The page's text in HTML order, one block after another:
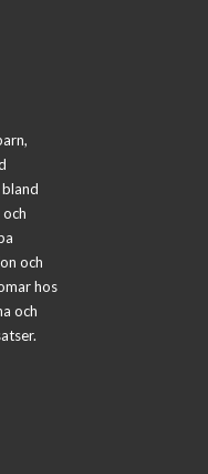
och
hos
och